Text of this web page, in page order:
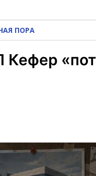
ПОРА
Кефер